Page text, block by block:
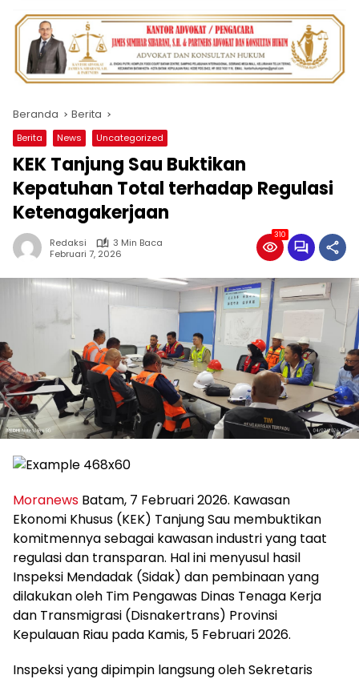
Beranda Berita
Berita News Uncategorized
KEK Tanjung Sau Buktikan
Kepatuhan Total terhadap Regulasi
Ketenagakerjaan
Redaksi
3 Min Baca
Februari 7, 2026
310
Moranews Batam, 7 Februari 2026. Kawasan
Ekonomi Khusus (KEK) Tanjung Sau membuktikan
komitmennya sebagai kawasan industri yang taat
regulasi dan transparan. Hal ini menyusul hasil
Inspeksi Mendadak (Sidak) dan pembinaan yang
dilakukan oleh Tim Pengawas Dinas Tenaga Kerja
dan Transmigrasi (Disnakertrans) Provinsi
Kepulauan Riau pada Kamis, 5 Februari 2026.
Inspeksi yang dipimpin langsung oleh Sekretaris